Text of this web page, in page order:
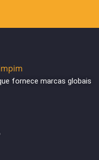
fornece marcas globais